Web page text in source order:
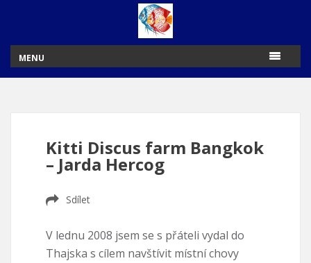
MENU
Kitti Discus farm Bangkok
– Jarda Hercog
Sdílet
V lednu 2008 jsem se s přáteli vydal do
Thajska s cílem navštívit místní chovy